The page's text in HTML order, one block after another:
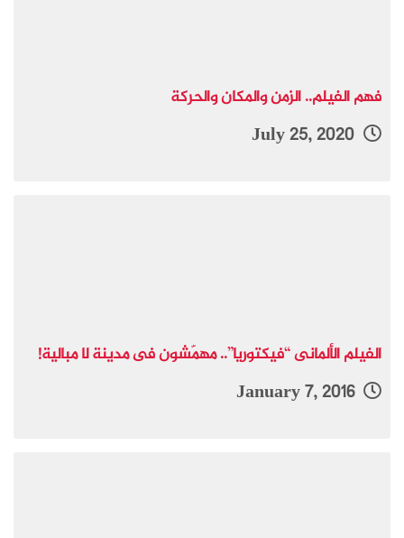
فهم الفيلم.. الزمن والمكان والحركة
الفيلم الألمانى “فيكتوريا”.. مهمّشون فى مدينة لا مبالية!
January 7, 2016